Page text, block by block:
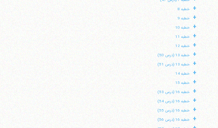
+ خطبه 8
+ خطبه 9
+ خطبه 10
+ خطبه 11
+ خطبه 12
+ خطبه 13 (درس 50)
+ خطبه 13 (درس 51)
+ خطبه 14
+ خطبه 15
+ خطبه 16 (درس 53)
+ خطبه 16 (درس 54)
+ خطبه 16 (درس 55)
+ خطبه 16 (درس 56)